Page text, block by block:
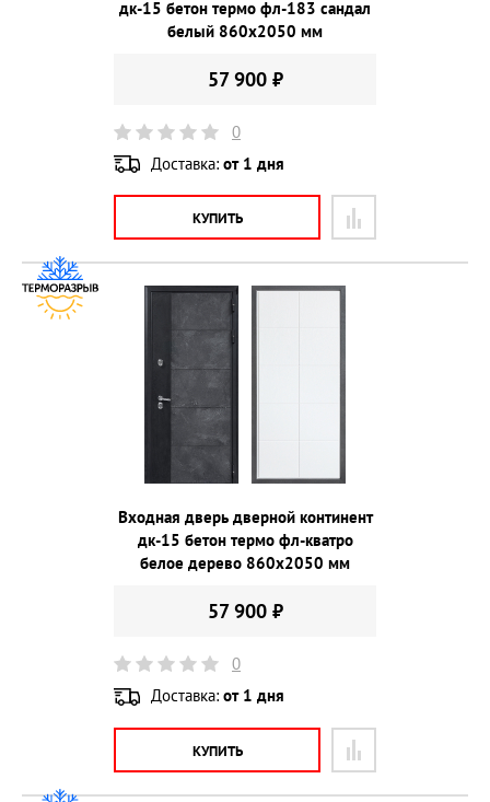
дк-15 бетон термо фл-183 сандал
белый 860х2050 мм
57 900 ₽
0
Доставка: от 1 дня
КУПИТЬ
Входная дверь дверной континент
дк-15 бетон термо фл-кватро
белое дерево 860х2050 мм
57 900 ₽
0
Доставка: от 1 дня
КУПИТЬ